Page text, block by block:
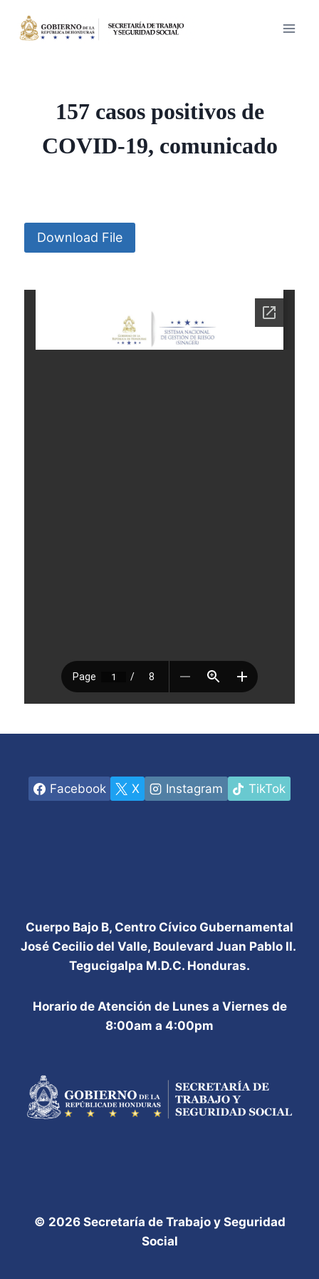
157 casos positivos de
COVID-19, comunicado
Download File
Facebook X Instagram TikTok
Cuerpo Bajo B, Centro Cívico Gubernamental
José Cecilio del Valle, Boulevard Juan Pablo II.
Tegucigalpa M.D.C. Honduras.
Horario de Atención de Lunes a Viernes de
8:00am a 4:00pm
© 2026 Secretaría de Trabajo y Seguridad
Social